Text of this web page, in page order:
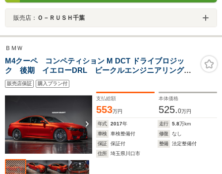
販売店： Ｏ－ＲＵＳＨ千葉
ＢＭＷ
M4クーペ コンペティション M DCT ドライブロジッ
ク 後期 イエローDRL ビークルエンジニアリング
ECUチューン H&Rダウンサス アダプティブMサスペン
ション 666M鍛造20インチ ハーマンカードン 黒革
販売店保証 購入プラン付
支払総額
553万円
本体価格
525.0万円
年式 2017年 走行 5.8万km
車検
車検整備付 修復
なし
保証
保証付 整備
法定整備付
住所
埼玉県川口市